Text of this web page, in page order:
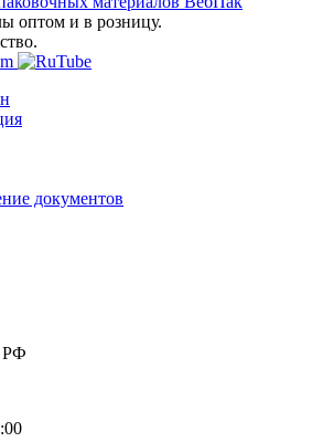
оптом и в розницу.
документов
РФ